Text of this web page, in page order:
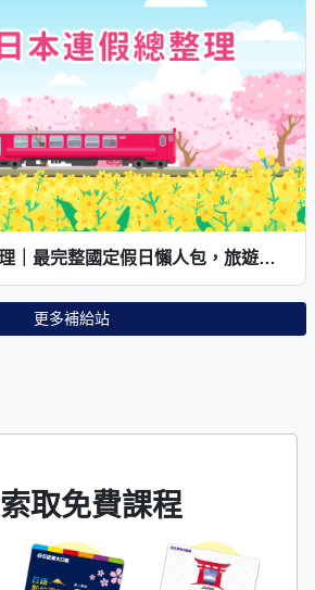
2026日本連假總整理｜最完整國定假日懶人包，旅遊、追花、賞楓都不錯過
更多補給站
索取免費課程